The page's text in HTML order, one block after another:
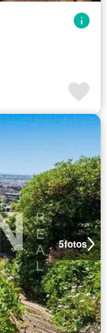
5fotos